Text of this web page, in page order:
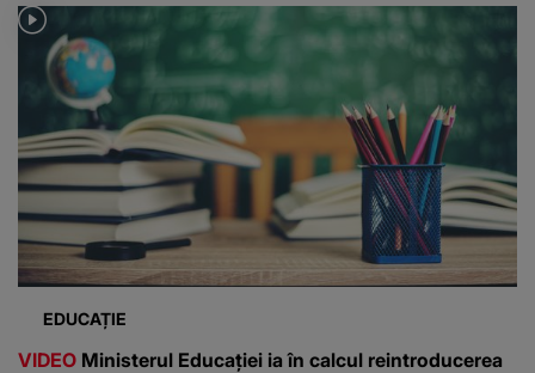
EDUCAȚIE
VIDEO Ministerul Educației ia în calcul reintroducerea